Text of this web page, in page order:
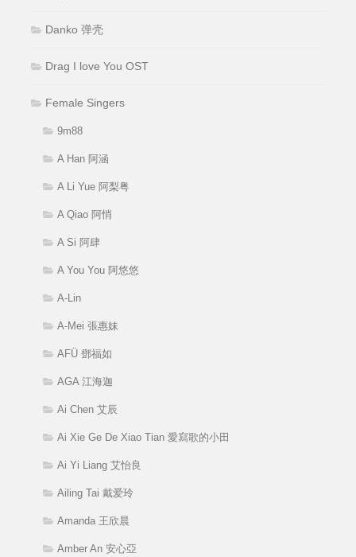
Danko 弹壳
Drag I love You OST
Female Singers
9m88
A Han 阿涵
A Li Yue 阿梨粤
A Qiao 阿悄
A Si 阿肆
A You You 阿悠悠
A-Lin
A-Mei 張惠妹
AFÜ 鄧福如
AGA 江海迦
Ai Chen 艾辰
Ai Xie Ge De Xiao Tian 愛寫歌的小田
Ai Yi Liang 艾怡良
Ailing Tai 戴爱玲
Amanda 王欣晨
Amber An 安心亞